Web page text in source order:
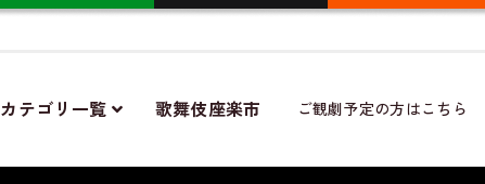
カテゴリ一覧 歌舞伎座楽市 ご観劇予定の方はこちら